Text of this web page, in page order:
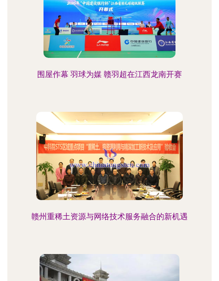
围屋作幕 羽球为媒 赣羽超在江西龙南开赛
赣州重稀土资源与网络技术服务融合的新机遇